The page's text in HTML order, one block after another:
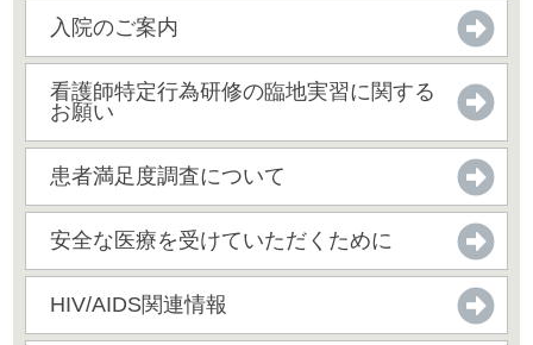
入院のご案内
看護師特定行為研修の臨地実習に関する
お願い
患者満足度調査について
安全な医療を受けていただくために
HIV/AIDS関連情報